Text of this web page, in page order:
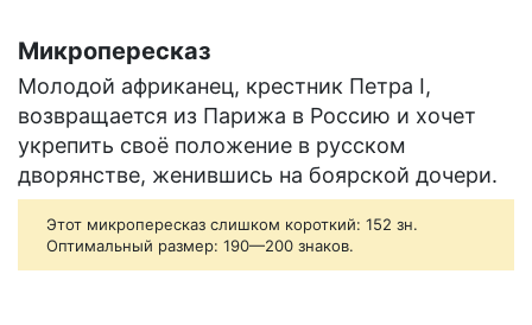
Микропересказ
Молодой африканец, крестник Петра І,
возвращается из Парижа в Россию и хочет
укрепить своё положение в русском
дворянстве, женившись на боярской дочери.
Этот микропересказ слишком короткий: 152 зн.
Оптимальный размер: 190—200 знаков.